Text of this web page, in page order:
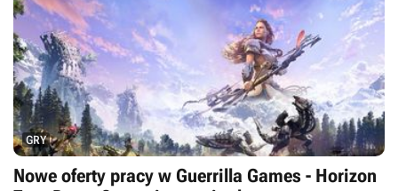
GRY
Nowe oferty pracy w Guerrilla Games - Horizon